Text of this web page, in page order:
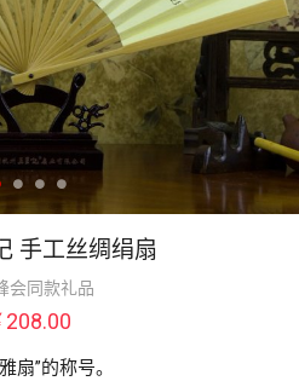
手工丝绸绢扇
会同款礼品
208.00
扇”的称号。